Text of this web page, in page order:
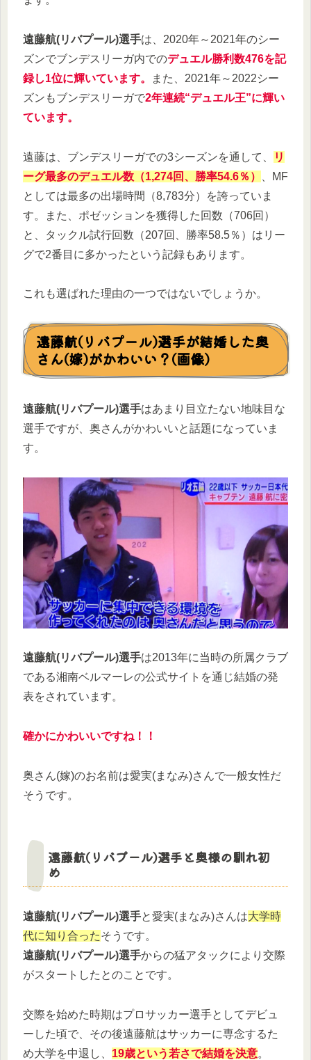
遠藤航(リバプール)選手は、2020年～2021年のシー
ズンでブンデスリーガ内でのデュエル勝利数476を記
録し1位に輝いています。
また、2021年～2022シー
ズンもブンデスリーガで2年連続“デュエル王”に輝い
ています。
遠藤は、ブンデスリーガでの3シーズンを通して、
リ
ーグ最多のデュエル数（1,274回、勝率54.6％）
、MF
としては最多の出場時間（8,783分）を誇っていま
す。また、ポゼッションを獲得した回数（706回）
と、タックル試行回数（207回、勝率58.5％）はリー
グで2番目に多かったという記録もあります。
これも選ばれた理由の一つではないでしょうか。
遠藤航(リバプール)選手が結婚した奥
さん(嫁)がかわいい？(画像)
遠藤航(リバプール)選手はあまり目立たない地味目な
選手ですが、奥さんがかわいいと話題になっていま
す。
遠藤航(リバプール)選手は2013年に当時の所属クラブ
である湘南ベルマーレの公式サイトを通じ結婚の発
表をされています。
確かにかわいいですね！！
奥さん(嫁)のお名前は愛実(まなみ)さんで一般女性だ
そうです。
遠藤航(リバプール)選手と奥様の馴れ初
め
遠藤航(リバプール)選手と愛実(まなみ)さんは大学時
代に知り合ったそうです。
遠藤航(リバプール)選手からの猛アタックにより交際
がスタートしたとのことです。
交際を始めた時期はプロサッカー選手としてデビュ
ーした頃で、その後遠藤航はサッカーに専念するた
め大学を中退し、 19歳という若さで結婚を決意。